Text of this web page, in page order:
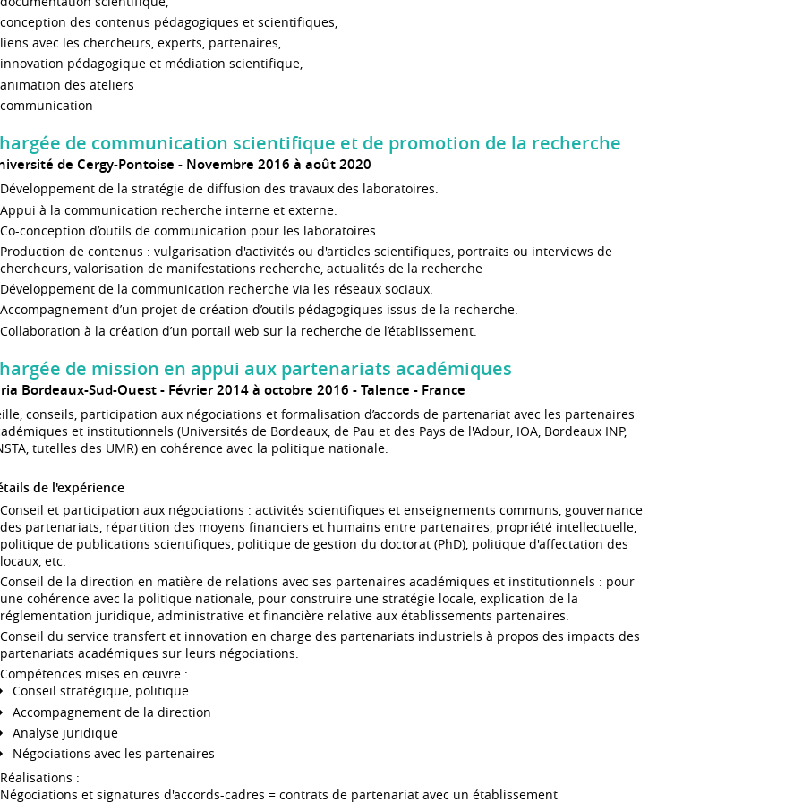
conception des contenus pédagogiques et scientifiques,
liens avec les chercheurs, experts, partenaires,
innovation pédagogique et médiation scientifique,
animation des ateliers
communication
de communication scientifique et de promotion de la recherche
de Cergy-Pontoise Novembre 2016 à août 2020
Développement de la stratégie de diffusion des travaux des laboratoires.
Appui à la communication recherche interne et externe.
Co-conception d’outils de communication pour les laboratoires.
Production de contenus : vulgarisation d'activités ou d'articles scientifiques, portraits ou interviews de
chercheurs, valorisation de manifestations recherche, actualités de la recherche
Développement de la communication recherche via les réseaux sociaux.
Accompagnement d’un projet de création d’outils pédagogiques issus de la recherche.
Collaboration à la création d’un portail web sur la recherche de l’établissement.
de mission en appui aux partenariats académiques
Bordeaux-Sud-Ouest Février 2014 à octobre 2016 Talence France
conseils, participation aux négociations et formalisation d’accords de partenariat avec les partenaires
et institutionnels (Universités de Bordeaux, de Pau et des Pays de l'Adour, IOA, Bordeaux INP,
tutelles des UMR) en cohérence avec la politique nationale.
de l'expérience
Conseil et participation aux négociations : activités scientifiques et enseignements communs, gouvernance
des partenariats, répartition des moyens financiers et humains entre partenaires, propriété intellectuelle,
politique de publications scientifiques, politique de gestion du doctorat (PhD), politique d'affectation des
locaux, etc.
Conseil de la direction en matière de relations avec ses partenaires académiques et institutionnels : pour
une cohérence avec la politique nationale, pour construire une stratégie locale, explication de la
réglementation juridique, administrative et financière relative aux établissements partenaires.
Conseil du service transfert et innovation en charge des partenariats industriels à propos des impacts des
partenariats académiques sur leurs négociations.
Compétences mises en œuvre :
Conseil stratégique, politique
Accompagnement de la direction
Analyse juridique
Négociations avec les partenaires
Réalisations :
Négociations et signatures d'accords-cadres = contrats de partenariat avec un établissement